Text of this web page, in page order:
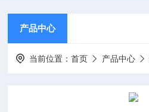
产品中心
当前位置：首页 产品中心